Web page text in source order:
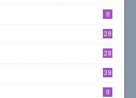
8
28
28
39
8